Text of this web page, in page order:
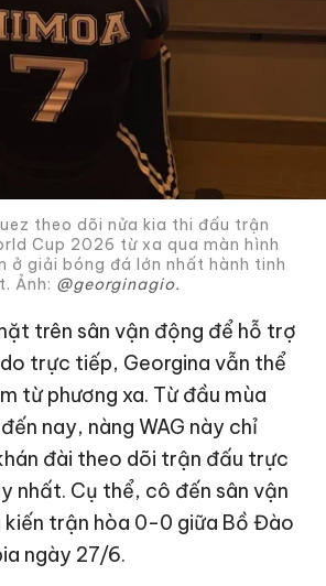
theo dõi nửa kia thi đấu trận
Cup 2026 từ xa qua màn hình
ở giải bóng đá lớn nhất hành tinh
Ảnh: @georginagio.
trên sân vận động để hỗ trợ
trực tiếp, Georgina vẫn thể
từ phương xa. Từ đầu mùa
nay, nàng WAG này chỉ
đài theo dõi trận đấu trực
nhất. Cụ thể, cô đến sân vận
kiến trận hòa 0-0 giữa Bồ Đào
ngày 27/6.